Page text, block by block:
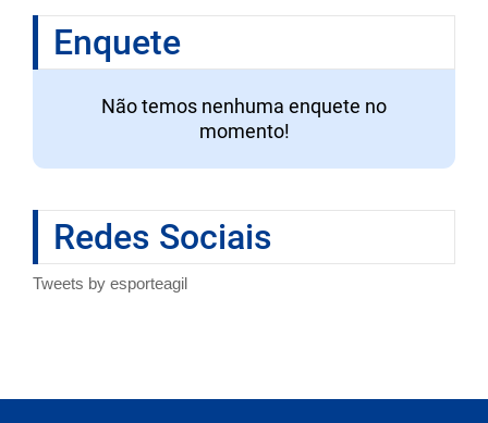
Enquete
Não temos nenhuma enquete no
momento!
Redes Sociais
Tweets by esporteagil